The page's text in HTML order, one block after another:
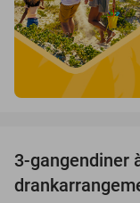
3-gangendiner